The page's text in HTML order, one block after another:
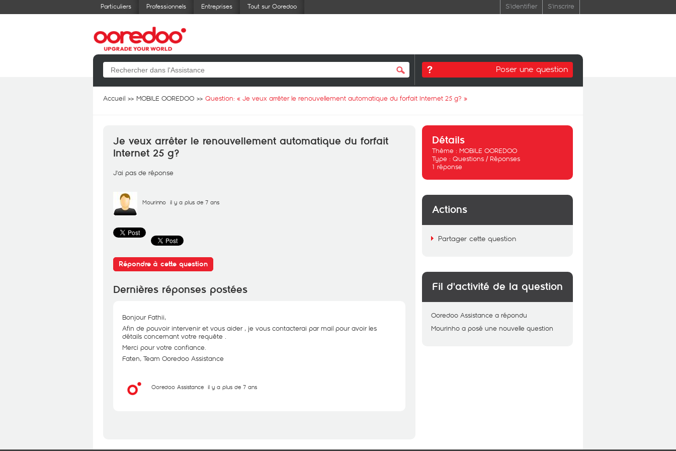
Particuliers Professionnels Entreprises Tout sur Ooredoo S'identifier S'inscrire
Poser une question
Accueil MOBILE OOREDOO Question: « Je veux arrêter le renouvellement automatique du forfait Internet 25 g? »
Je veux arrêter le renouvellement automatique du forfait
Internet 25 g?
J'ai pas de réponse
Mourinho il y a plus de 7 ans
Répondre à cette question
Dernières réponses postées
Bonjour Fathii,
Afin de pouvoir intervenir et vous aider , je vous contacterai par mail pour avoir les
détails concernant votre requête .
Merci pour votre confiance.
Faten, Team Ooredoo Assistance
Ooredoo Assistance il y a plus de 7 ans
Détails
Thème : MOBILE OOREDOO
Type : Questions / Réponses
1 réponse
Actions
Partager cette question
Fil d'activité de la question
Ooredoo Assistance a répondu
Mourinho a posé une nouvelle question